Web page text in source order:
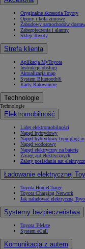
Oryginalne akcesoria Toyoty
Opony i koła zimowe
Zabudowy samochodów
Zabezpieczenia i alarmy
Sklep Toyoty
Strefa klienta
Aplikacja MyToyota
Instrukcje obsługi
Aktualizacja map
System Bluetooth®
Karty Ratownicze
Technologie
Technologie
Elektromobilność
Lider elektromobilności
Napęd hybrydowy
Napęd hybrydowy typu plug-in
Napęd wodorowy
Napęd elektryczny na baterię
Zasięg aut elektrycznych
Zalety posiadania aut
Ładowanie elektrycznej
Toyota HomeCharge
Toyota Charging Network
Jak naładować elektryczną
Systemy bezpieczeństwa
Toyota T-Mate
System eCall
Komunikacja z autem